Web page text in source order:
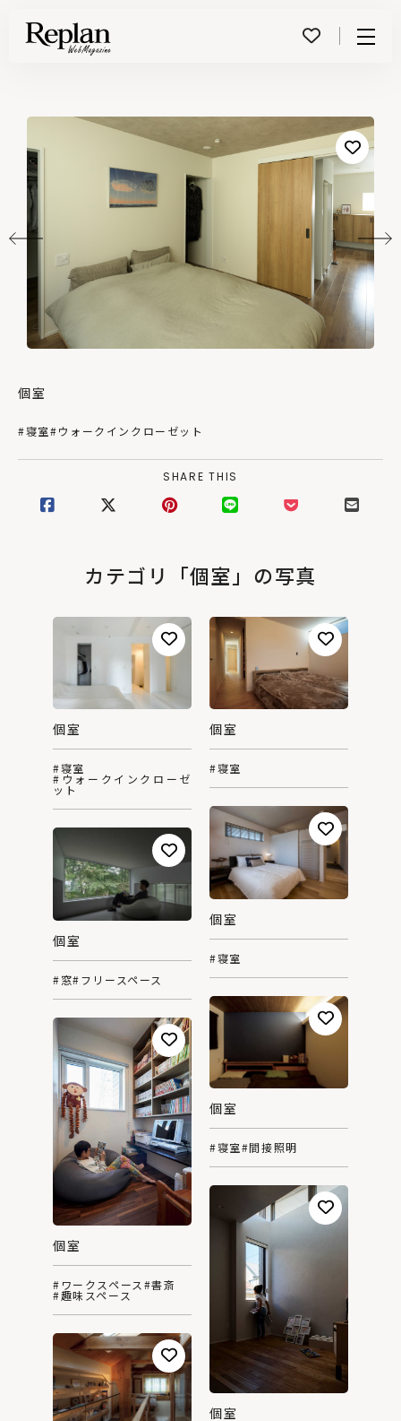
個室
#寝室#ウォークインクローゼット
SHARE THIS
カテゴリ「個室」の写真
個室
#寝室
#ウォークインクローゼ
ット
個室
#寝室
個室
#寝室
個室
#窓#フリースペース
個室
#寝室#間接照明
個室
#ワークスペース #書斎
#趣味スペース
個室